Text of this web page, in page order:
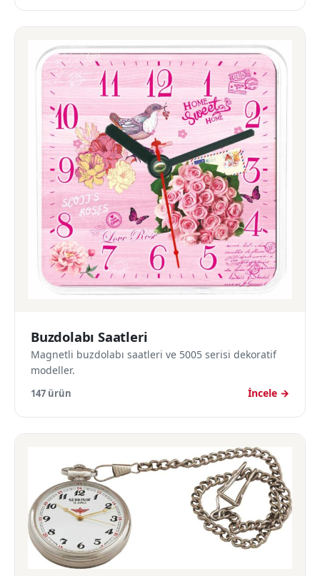
Buzdolabı Saatleri
Magnetli buzdolabı saatleri ve 5005 serisi dekoratif
modeller.
147 ürün İncele →